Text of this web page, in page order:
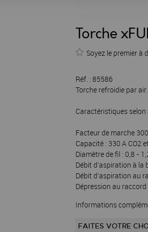
Torche
Soyez le premier à
Réf. : 85586
Torche refroidie par air.
Caractéristiques selon
Facteur de marche
Capacité : 330 A CO2
Diamètre de fil : 0,8 -
Débit d'aspiration à la
Débit d'aspiration au
Dépression au raccord
Informations
FAITES VOTRE